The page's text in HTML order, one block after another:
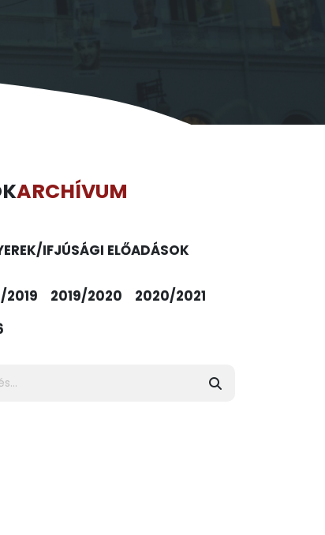
ARCHÍVUM
IFJÚSÁGI ELŐADÁSOK
2019 2019/2020
2020/2021